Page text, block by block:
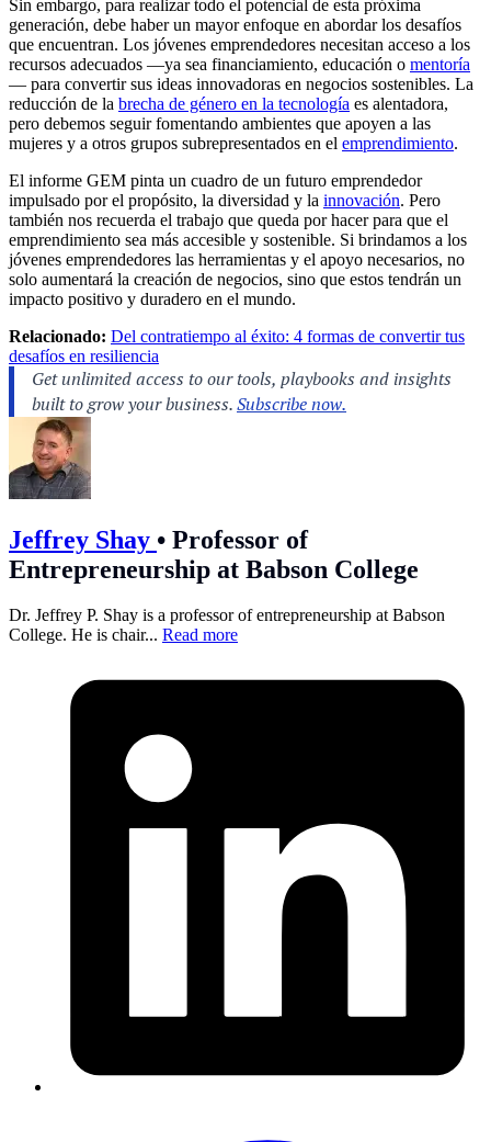
Sin embargo, para realizar todo el potencial de esta próxima
generación, debe haber un mayor enfoque en abordar los desafíos
que encuentran. Los jóvenes emprendedores necesitan acceso a los
recursos adecuados —ya sea financiamiento, educación o mentoría
— para convertir sus ideas innovadoras en negocios sostenibles. La
reducción de la brecha de género en la tecnología es alentadora,
pero debemos seguir fomentando ambientes que apoyen a las
mujeres y a otros grupos subrepresentados en el emprendimiento.
El informe GEM pinta un cuadro de un futuro emprendedor
impulsado por el propósito, la diversidad y la innovación. Pero
también nos recuerda el trabajo que queda por hacer para que el
emprendimiento sea más accesible y sostenible. Si brindamos a los
jóvenes emprendedores las herramientas y el apoyo necesarios, no
solo aumentará la creación de negocios, sino que estos tendrán un
impacto positivo y duradero en el mundo.
Relacionado: Del contratiempo al éxito: 4 formas de convertir tus
desafíos en resiliencia
Jeffrey Shay • Professor of
Entrepreneurship at Babson College
Dr. Jeffrey P. Shay is a professor of entrepreneurship at Babson
College. He is chair... Read more